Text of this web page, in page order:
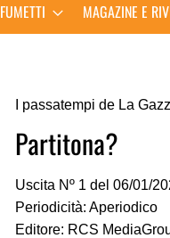
FUMETTI MAGAZINE E
I passatempi de La
Partitona?
Uscita Nº 1 del 06/01/
Periodicità: Aperiodico
Editore: RCS